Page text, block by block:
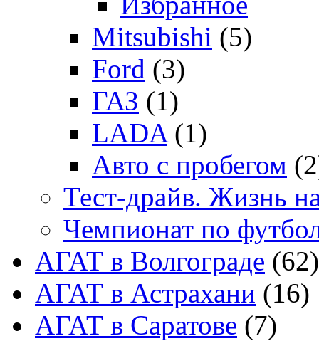
Mitsubishi (5)
Ford (3)
ГАЗ (1)
LADA (1)
Авто с пробегом
Тест-драйв. Жизнь
Чемпионат по
АГАТ в Волгограде (62)
АГАТ в Астрахани (16)
АГАТ в Саратове (7)